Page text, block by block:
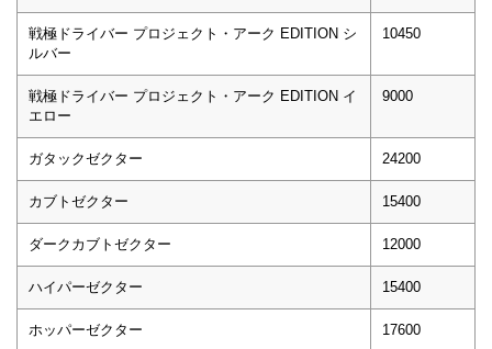
戦極ドライバー プロジェクト・アーク EDITION シ
ルバー
10450
戦極ドライバー プロジェクト・アーク EDITION イ
エロー
9000
ガタックゼクター 24200
カブトゼクター 15400
ダークカブトゼクター 12000
ハイパーゼクター 15400
ホッパーゼクター 17600